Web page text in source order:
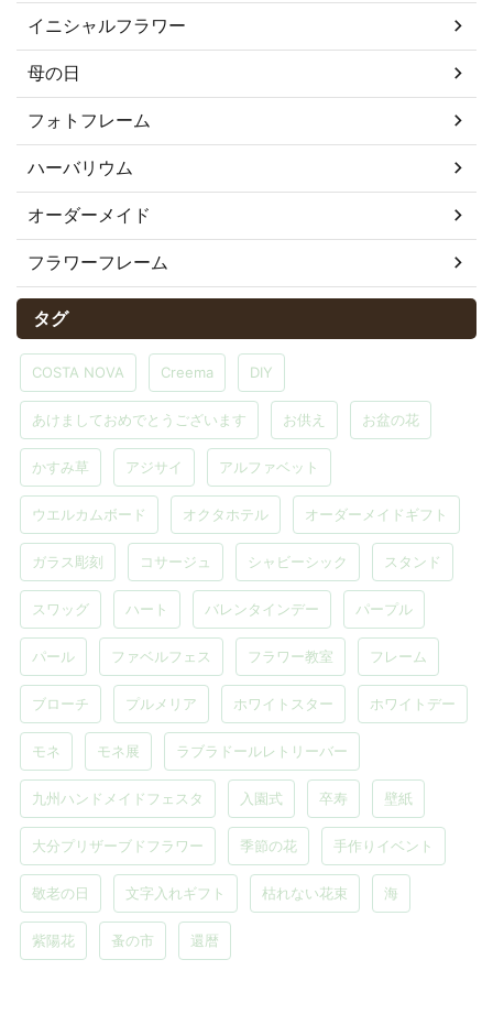
イニシャルフラワー
母の日
フォトフレーム
ハーバリウム
オーダーメイド
フラワーフレーム
タグ
COSTA NOVA Creema DIY
あけましておめでとうございます お供え お盆の花
かすみ草 アジサイ アルファベット
ウエルカムボード オクタホテル オーダーメイドギフト
ガラス彫刻 コサージュ シャビーシック スタンド
スワッグ ハート バレンタインデー パープル
パール ファベルフェス フラワー教室 フレーム
ブローチ プルメリア ホワイトスター ホワイトデー
モネ モネ展 ラブラドールレトリーバー
九州ハンドメイドフェスタ 入園式 卒寿 壁紙
大分プリザーブドフラワー 季節の花 手作りイベント
敬老の日 文字入れギフト 枯れない花束 海
紫陽花 蚤の市 還暦